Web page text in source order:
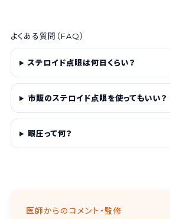
よくある質問（FAQ）
ステロイド点眼は何日くらい？
市販のステロイド点眼を使ってもいい？
眼圧って何？
医師からのコメント・監修